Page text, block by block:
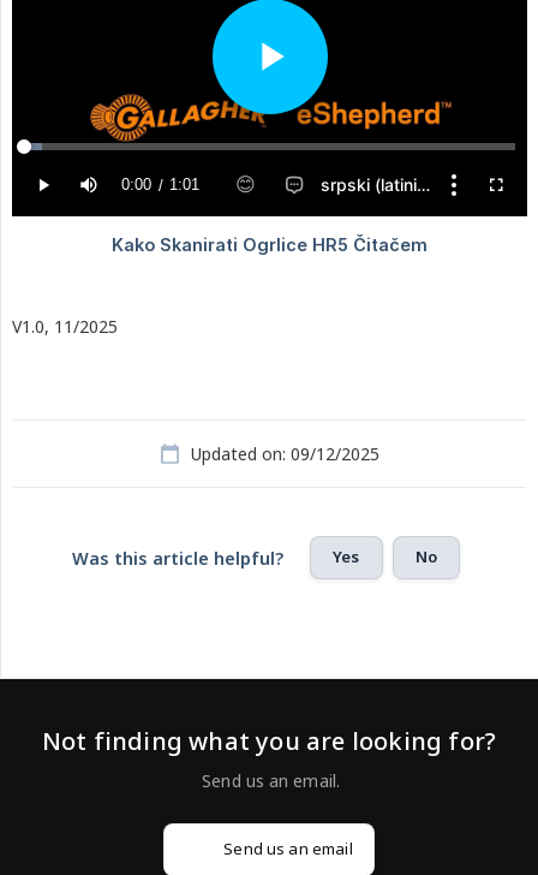
V1.0, 11/2025
Updated on: 09/12/2025
Was this article helpful? Yes No
Not finding what you are looking for?
Send us an email